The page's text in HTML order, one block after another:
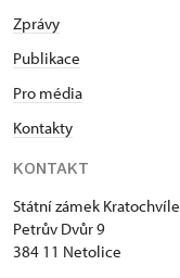
Zprávy
Publikace
Pro média
Kontakty
KONTAKT
Státní zámek Kratochvíle
Petrův Dvůr 9
384 11 Netolice